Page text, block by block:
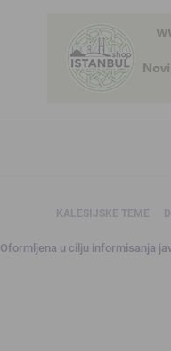
KALESIJSKE TEME
Oformljena u cilju informisanja